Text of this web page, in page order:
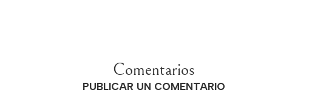
Comentarios
PUBLICAR UN COMENTARIO